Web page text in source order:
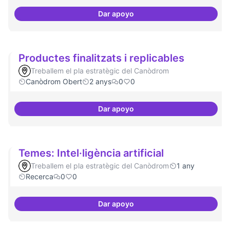
Dar apoyoPrograma cultural a nivell de
Productes finalitzats i replicables
Treballem el pla estratègic del Canòdrom
Canòdrom Obert
2 anys 0 0
Dar apoyoProductes finalitzats i
Temes: Intel·ligència artificial
Treballem el pla estratègic del Canòdrom
1 any
Recerca
0 0
Dar apoyoTemes: Intel·ligència artificial